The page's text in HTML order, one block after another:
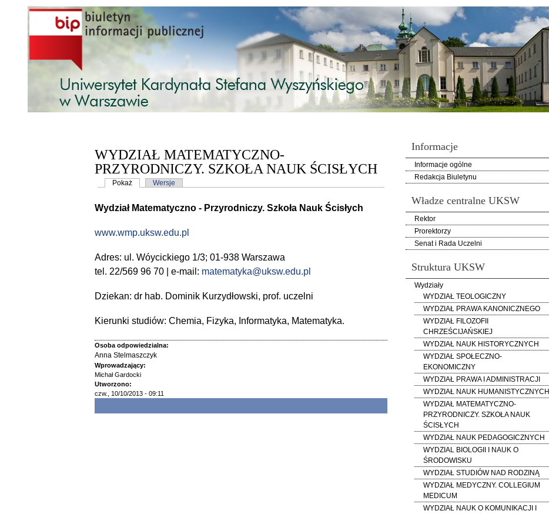
Przejdź do treści
WYDZIAŁ MATEMATYCZNO-
PRZYRODNICZY. SZKOŁA NAUK ŚCISŁYCH
Karty podstawowe
Pokaż(aktywna karta)
Wersje
Wydział Matematyczno - Przyrodniczy. Szkoła Nauk Ścisłych
www.wmp.uksw.edu.pl
Adres: ul. Wóycickiego 1/3; 01-938 Warszawa
tel. 22/569 96 70 | e-mail: matematyka@uksw.edu.pl
Dziekan: dr hab. Dominik Kurzydłowski, prof. uczelni
Kierunki studiów: Chemia, Fizyka, Informatyka, Matematyka.
Osoba odpowiedzialna:
Anna Stelmaszczyk
Wprowadzający:
Michał Gardocki
Utworzono:
czw., 10/10/2013 - 09:11
Informacje
Informacje ogólne
Redakcja Biuletynu
Władze centralne UKSW
Rektor
Prorektorzy
Senat i Rada Uczelni
Struktura UKSW
Wydziały
WYDZIAŁ TEOLOGICZNY
WYDZIAŁ PRAWA KANONICZNEGO
WYDZIAŁ FILOZOFII
CHRZEŚCIJAŃSKIEJ
WYDZIAŁ NAUK HISTORYCZNYCH
WYDZIAŁ SPOŁECZNO-
EKONOMICZNY
WYDZIAŁ PRAWA I ADMINISTRACJI
WYDZIAŁ NAUK HUMANISTYCZNYCH
WYDZIAŁ MATEMATYCZNO-
PRZYRODNICZY. SZKOŁA NAUK
ŚCISŁYCH
WYDZIAŁ NAUK PEDAGOGICZNYCH
WYDZIAL BIOLOGII I NAUK O
ŚRODOWISKU
WYDZIAŁ STUDIÓW NAD RODZINĄ
WYDZIAŁ MEDYCZNY. COLLEGIUM
MEDICUM
WYDZIAŁ NAUK O KOMUNIKACJI I